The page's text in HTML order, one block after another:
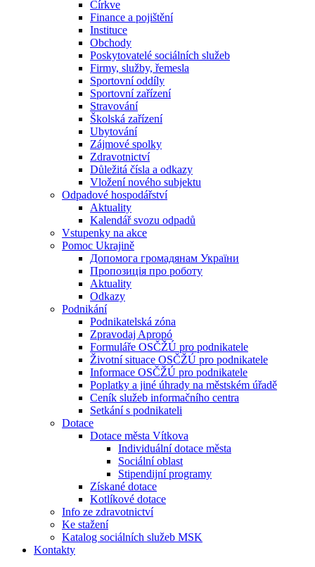
Církve
Finance a pojištění
Instituce
Obchody
Poskytovatelé sociálních služeb
Firmy, služby, řemesla
Sportovní oddíly
Sportovní zařízení
Stravování
Školská zařízení
Ubytování
Zájmové spolky
Zdravotnictví
Důležitá čísla a odkazy
Vložení nového subjektu
Odpadové hospodářství
Aktuality
Kalendář svozu odpadů
Vstupenky na akce
Pomoc Ukrajině
Допомога громадянам України
Пропозиція про роботу
Aktuality
Odkazy
Podnikání
Podnikatelská zóna
Zpravodaj Apropó
Formuláře OSČŽÚ pro podnikatele
Životní situace OSČŽÚ pro podnikatele
Informace OSČŽÚ pro podnikatele
Poplatky a jiné úhrady na městském úřadě
Ceník služeb informačního centra
Setkání s podnikateli
Dotace
Dotace města Vítkova
Individuální dotace města
Sociální oblast
Stipendijní programy
Získané dotace
Kotlíkové dotace
Info ze zdravotnictví
Ke stažení
Katalog sociálních služeb MSK
Kontakty